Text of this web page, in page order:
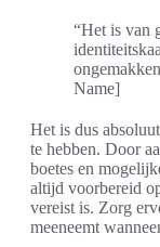
“Het is van
Name]
Het is dus
te hebben. Door
boetes en
altijd voorbereid
vereist is. Zorg
meeneemt